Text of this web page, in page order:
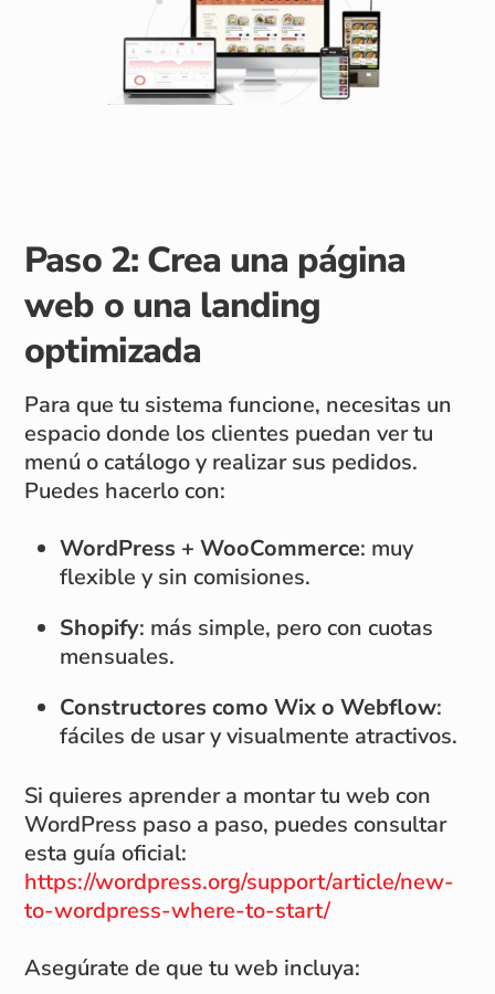
Paso 2: Crea una página
web o una landing
optimizada
Para que tu sistema funcione, necesitas un
espacio donde los clientes puedan ver tu
menú o catálogo y realizar sus pedidos.
Puedes hacerlo con:
WordPress + WooCommerce: muy
flexible y sin comisiones.
Shopify: más simple, pero con cuotas
mensuales.
Constructores como Wix o Webflow:
fáciles de usar y visualmente atractivos.
Si quieres aprender a montar tu web con
WordPress paso a paso, puedes consultar
esta guía oficial:
https://wordpress.org/support/article/new-
to-wordpress-where-to-start/
Asegúrate de que tu web incluya: